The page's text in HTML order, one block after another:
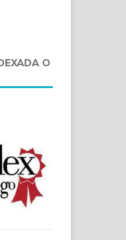
O